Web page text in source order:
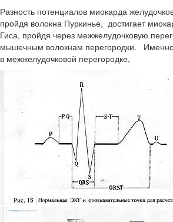
Разность потенциалов миокарда
пройдя волокна Пуркинье, достигает
Гиса, пройдя через межжелудочковую
мышечным волокнам перегородки. Именно
в межжелудочковой перегородке,